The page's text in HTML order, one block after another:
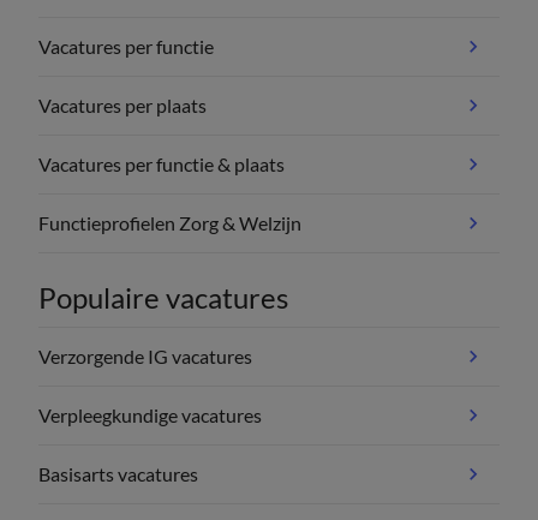
Vacatures per functie
Vacatures per plaats
Vacatures per functie & plaats
Functieprofielen Zorg & Welzijn
Populaire vacatures
Verzorgende IG vacatures
Verpleegkundige vacatures
Basisarts vacatures